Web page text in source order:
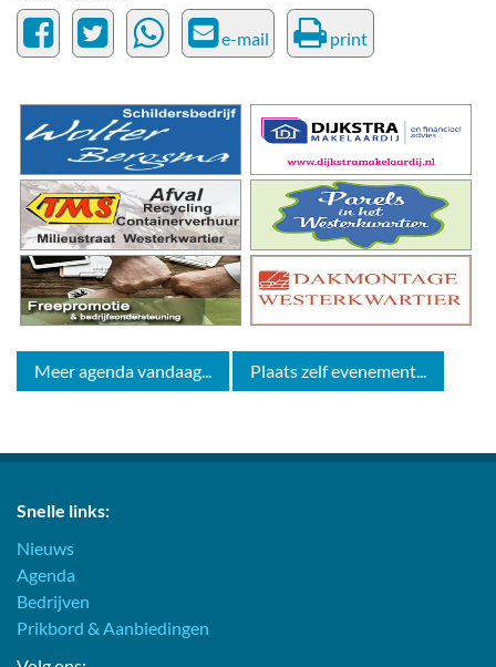
e-mail print
Meer agenda vandaag... Plaats zelf evenement...
Snelle links:
Nieuws
Agenda
Bedrijven
Prikbord & Aanbiedingen